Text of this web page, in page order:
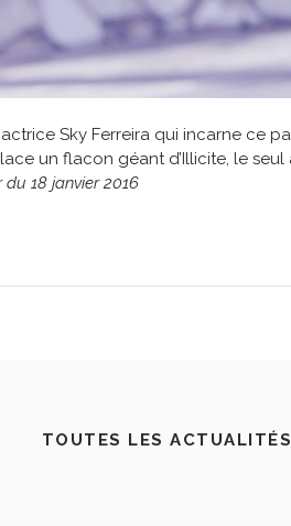
Sky Ferreira qui incarne ce
un flacon géant d’Illicite, le
18 janvier 2016
TOUTES LES